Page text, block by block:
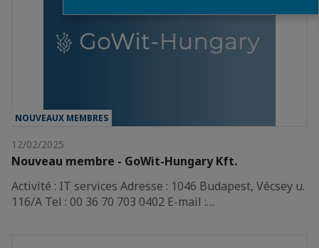
NOUVEAUX MEMBRES
12/02/2025
Nouveau membre - GoWit-Hungary Kft.
Activité : IT services Adresse : 1046 Budapest, Vécsey u.
116/A Tel : 00 36 70 703 0402 E-mail :…